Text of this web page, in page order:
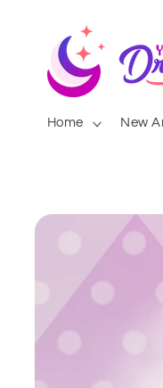
content
Home New
Skip to
product
information